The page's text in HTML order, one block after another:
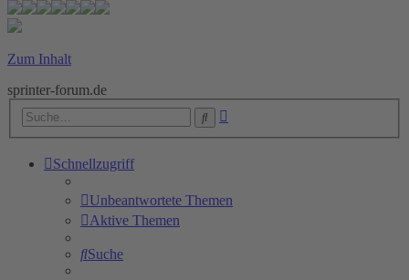
Zum Inhalt
sprinter-forum.de
Suche
Schnellzugriff
Unbeantwortete Themen
Aktive Themen
Suche